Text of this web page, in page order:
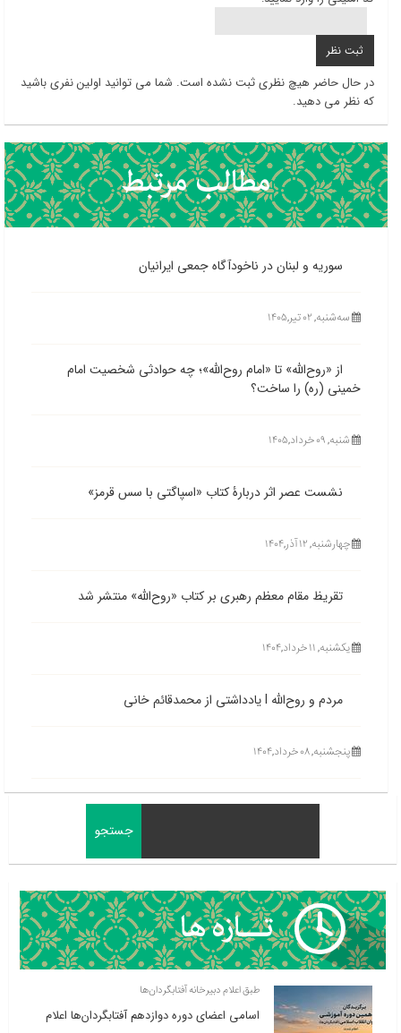
در حال حاضر هیچ نظری ثبت نشده است. شما می توانید اولین نفری باشید
که نظر می دهید.
سوریه و لبنان در ناخودآگاه جمعی ایرانیان
ﺳﻪشنبه, ۰۲ تیر,۱۴۰۵
از «روح‌الله» تا «امام روح‌الله»؛ چه حوادثی شخصیت امام
خمینی (ره) را ساخت؟
شنبه, ۰۹ خرداد,۱۴۰۵
نشست عصر اثر دربارۀ کتاب «اسپاگتی با سس قرمز»
چهارشنبه, ۱۲ آذر,۱۴۰۴
تقریظ مقام معظم رهبری بر کتاب «روح‌الله» منتشر شد
یکشنبه, ۱۱ خرداد,۱۴۰۴
مردم و روح‌الله l یادداشتی از محمدقائم خانی
پنجشنبه, ۰۸ خرداد,۱۴۰۴
طبق اعلام دبیرخانه آفتابگردان‌ها
اسامی اعضای دوره دوازدهم آفتابگردان‌ها اعلام